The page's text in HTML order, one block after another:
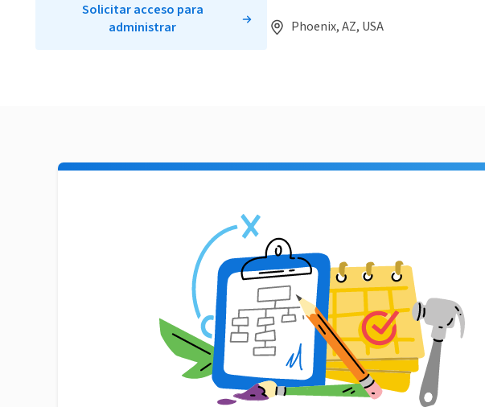
Phoenix, AZ, USA
Solicitar acceso para
administrar